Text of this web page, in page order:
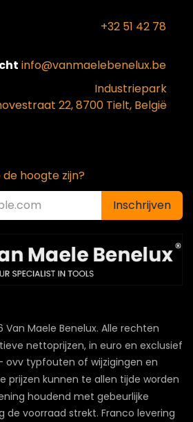
+32 51 42 78
info@vanmaelebenelux.be
​Industriepark
22, 8700 Tielt, België
hoogte zijn?
Inschrijven
Maele Benelux. Alle rechten
nettoprijzen, in euro en exclusief
ovv typfouten of wijzigingen en
prijzen kunnen te allen tijde worden
houdend met gebeurlijke
de voorraad strekt. Franco levering